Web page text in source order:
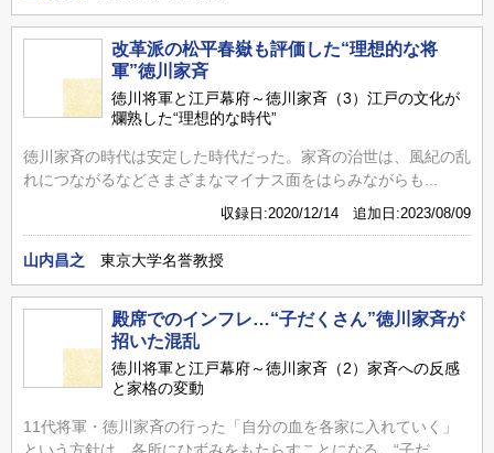
改革派の松平春嶽も評価した“理想的な将
軍”徳川家斉
徳川将軍と江戸幕府～徳川家斉（3）江戸の文化が
爛熟した“理想的な時代”
徳川家斉の時代は安定した時代だった。家斉の治世は、風紀の乱
れにつながるなどさまざまなマイナス面をはらみながらも...
収録日:2020/12/14 追加日:2023/08/09
山内昌之 東京大学名誉教授
殿席でのインフレ…“子だくさん”徳川家斉が
招いた混乱
徳川将軍と江戸幕府～徳川家斉（2）家斉への反感
と家格の変動
11代将軍・徳川家斉の行った「自分の血を各家に入れていく」
という方針は、各所にひずみをもたらすことになる。“子だ...